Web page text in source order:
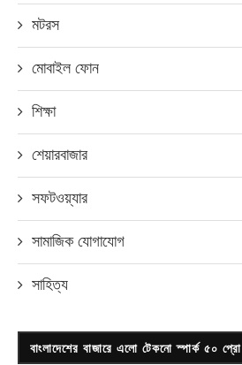
মটরস
মোবাইল ফোন
শিক্ষা
শেয়ারবাজার
সফটওয়্যার
সামাজিক যোগাযোগ
সাহিত্য
বাংলাদেশের বাজারে এলো টেকনো স্পার্ক ৫০ প্রো